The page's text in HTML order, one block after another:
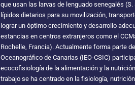
que usan las larvas de lenguado senegalés
lípidos dietarios para su movilización,
lograr un óptimo crecimiento y desarrollo
estancias en centros extranjeros como el
Rochelle, Francia). Actualmente forma parte
Oceanográfico de Canarias (IEO-CSIC)
ecocofisiología de la alimentación y la
trabajo se ha centrado en la fisiología,